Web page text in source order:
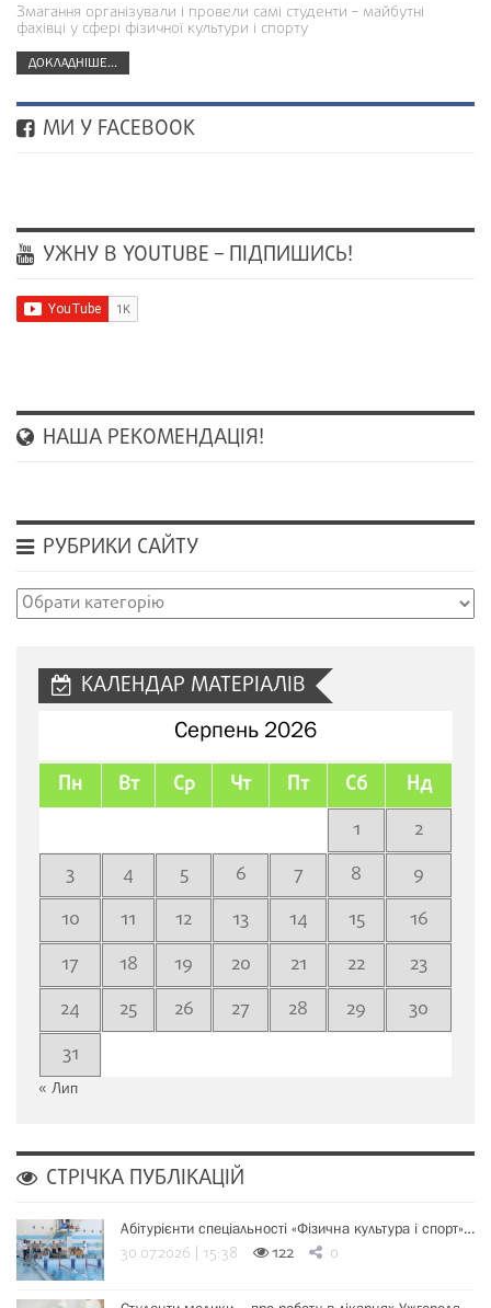
Змагання організували і провели самі студенти – майбутні
фахівці у сфері фізичної культури і спорту
ДОКЛАДНІШЕ...
МИ У FACEBOOK
УЖНУ В YOUTUBE – ПІДПИШИСЬ!
НАША РЕКОМЕНДАЦІЯ!
РУБРИКИ САЙТУ
Рубрики
КАЛЕНДАР МАТЕРІАЛІВ
Серпень 2026
Пн Вт Ср Чт Пт Сб Нд
1
2
3
4 5 6 7 8
9
10
11 12 13 14 15
16
17
18 19 20 21 22
23
24
25 26 27 28 29
30
31
« Лип
СТРІЧКА ПУБЛІКАЦІЙ
Абітурієнти спеціальності «Фізична культура і спорт»…
30.07.2026 | 15:38 122 0